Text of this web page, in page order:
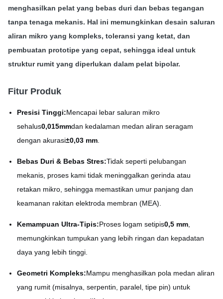
menghasilkan pelat yang bebas duri dan bebas tegangan
tanpa tenaga mekanis. Hal ini memungkinkan desain saluran
aliran mikro yang kompleks, toleransi yang ketat, dan
pembuatan prototipe yang cepat, sehingga ideal untuk
struktur rumit yang diperlukan dalam pelat bipolar.
Fitur Produk
Presisi Tinggi:Mencapai lebar saluran mikro
sehalus0,015mmdan kedalaman medan aliran seragam
dengan akurasi±0,03 mm
Bebas Duri & Bebas Stres:Tidak seperti pelubangan
mekanis, proses kami tidak meninggalkan gerinda atau
retakan mikro, sehingga memastikan umur panjang dan
keamanan rakitan elektroda membran (MEA).
Kemampuan Ultra-Tipis:Proses logam setipis0,5 mm
memungkinkan tumpukan yang lebih ringan dan kepadatan
daya yang lebih tinggi.
Geometri Kompleks:Mampu menghasilkan pola medan aliran
yang rumit (misalnya, serpentin, paralel, tipe pin) untuk